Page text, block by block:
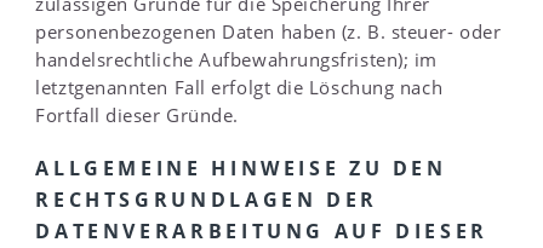
personenbezogenen Daten haben (z. B. steuer- oder
handelsrechtliche Aufbewahrungsfristen); im
letztgenannten Fall erfolgt die Löschung nach
Fortfall dieser Gründe.
ALLGEMEINE HINWEISE ZU DEN
RECHTSGRUNDLAGEN DER
DATENVERARBEITUNG AUF DIESER